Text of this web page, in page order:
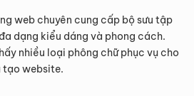
web chuyên cung cấp bộ sưu tập
dạng kiểu dáng và phong cách.
nhiều loại phông chữ phục vụ cho
tạo website.